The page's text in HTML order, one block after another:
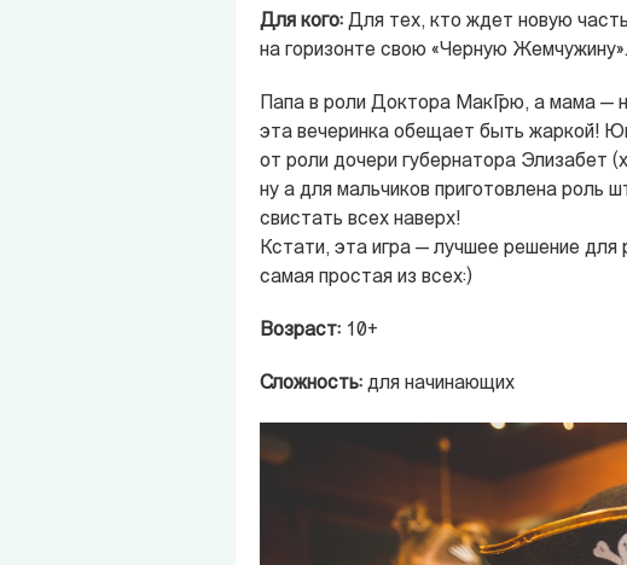
Для кого:Для тех, кто ждет новую
на горизонте свою «Черную Жемчужину».
Папа в роли Доктора МакГрю, а мама —
эта вечеринка обещает быть жаркой!
от роли дочери губернатора Элизабет
ну а для мальчиков приготовлена роль
свистать всех наверх!
Кстати, эта игра — лучшее решение
самая простая из всех:)
Возраст:10+
Сложность:для начинающих